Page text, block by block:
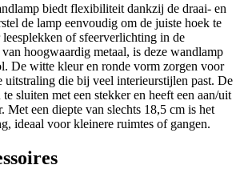
biedt flexibiliteit dankzij de draai- en
de lamp eenvoudig om de juiste hoek te
of sfeerverlichting in de
hoogwaardig metaal, is deze wandlamp
De witte kleur en ronde vorm zorgen voor
uitstraling die bij veel interieurstijlen past. De
sluiten met een stekker en heeft een aan/uit
Met een diepte van slechts 18,5 cm is het
ideaal voor kleinere ruimtes of gangen.